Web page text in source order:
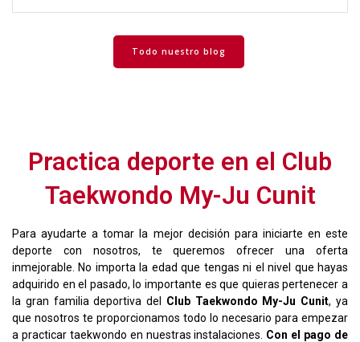
b
o
o
er
s
A
p
p
Todo nuestro blog
Practica deporte en el Club
Taekwondo My-Ju Cunit
Para ayudarte a tomar la mejor decisión para iniciarte en este
deporte con nosotros, te queremos ofrecer una oferta
inmejorable. No importa la edad que tengas ni el nivel que hayas
adquirido en el pasado, lo importante es que quieras pertenecer a
la gran familia deportiva del Club Taekwondo My-Ju Cunit, ya
que nosotros te proporcionamos todo lo necesario para empezar
a practicar taekwondo en nuestras instalaciones. Con el pago de